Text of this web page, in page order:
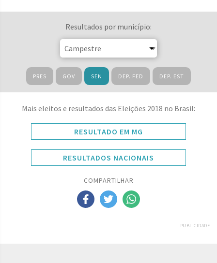
Resultados por município:
PRES GOV SEN DEP. FED DEP. EST
Mais eleitos e resultados das Eleições 2018 no Brasil:
RESULTADO EM MG
RESULTADOS NACIONAIS
COMPARTILHAR
PUBLICIDADE